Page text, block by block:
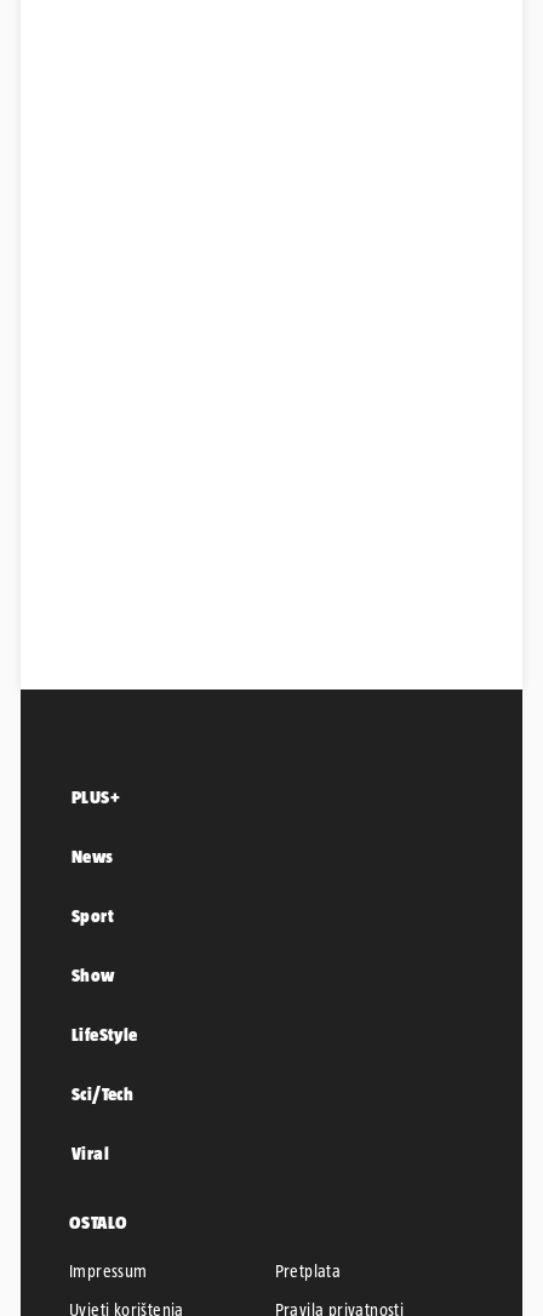
PLUS+
News
Sport
Show
LifeStyle
Sci/Tech
Viral
OSTALO
Impressum
Pretplata
Uvjeti korištenja
Pravila privatnosti